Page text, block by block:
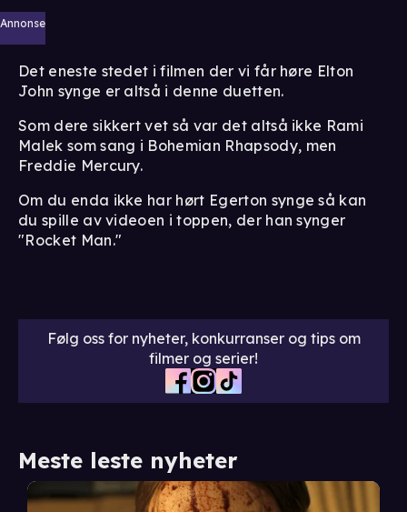
Annonse
Det eneste stedet i filmen der vi får høre Elton
John synge er altså i denne duetten.
Som dere sikkert vet så var det altså ikke Rami
Malek som sang i Bohemian Rhapsody, men
Freddie Mercury.
Om du enda ikke har hørt Egerton synge så kan
du spille av videoen i toppen, der han synger
"Rocket Man."
Følg oss for nyheter, konkurranser og tips om
filmer og serier!
Meste leste nyheter